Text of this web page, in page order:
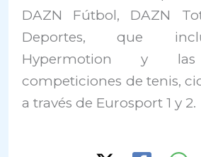
DAZN Fútbol, DAZN
Deportes, que
Hypermotion y las
competiciones de tenis,
a través de Eurosport 1 y 2.